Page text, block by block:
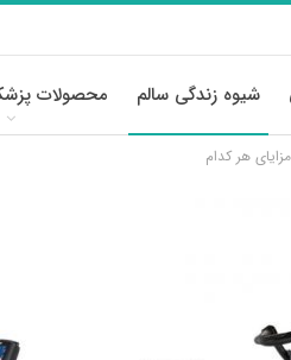
شیوه زندگی سالم محصولات
هر کدام